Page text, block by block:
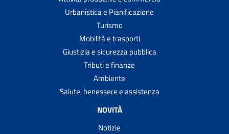
Urbanistica e Pianificazione
Turismo
Mobilità e trasporti
Giustizia e sicurezza pubblica
Tributi e finanze
Ambiente
Salute, benessere e assistenza
NOVITÀ
Notizie